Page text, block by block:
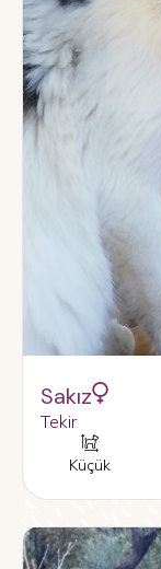
Sakız
Tekir
Küçük